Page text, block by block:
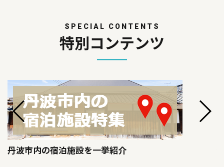
SPECIAL CONTENTS
特別コンテンツ
丹波市内の宿泊施設を一挙紹介